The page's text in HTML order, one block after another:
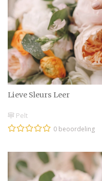
Lieve Sleurs Leer
Pelt
0 beoordeling